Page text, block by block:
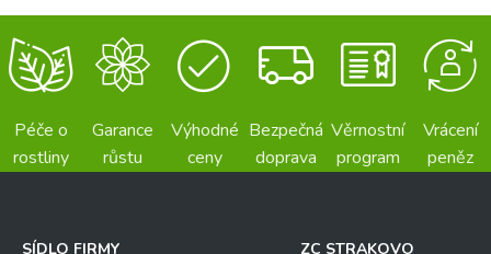
Péče o
rostliny
Garance
růstu
Výhodné
ceny
Bezpečná
doprava
Věrnostní
program
Vrácení
peněz
SÍDLO FIRMY
ZC STRAKOVO